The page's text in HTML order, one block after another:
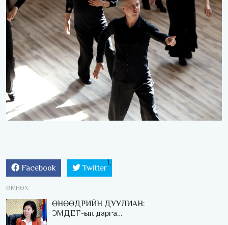
Facebook Twitter
ӨМНӨХ
ӨНӨӨДРИЙН ДУУЛИАН:
ЭМДЕГ-ын дарга